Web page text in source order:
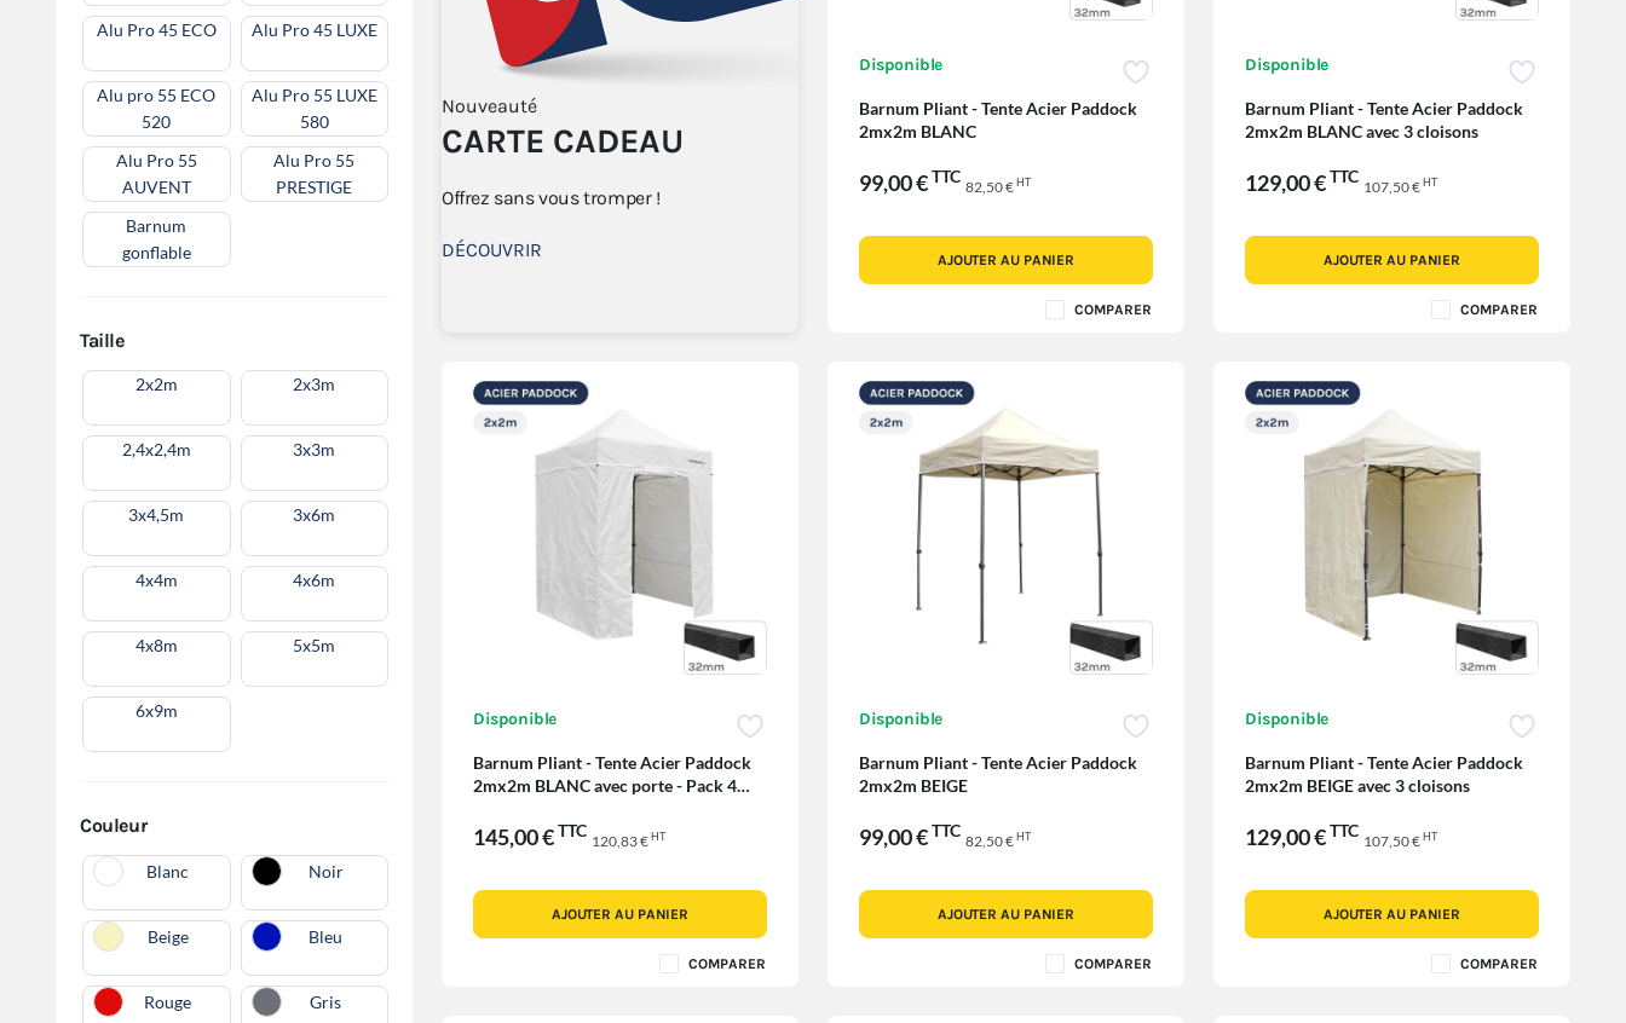
Alu Pro 45 ECO Alu Pro 45 LUXE
Alu pro 55 ECO
520
Alu Pro 55 LUXE
580
Alu Pro 55
AUVENT
Alu Pro 55
PRESTIGE
Barnum
gonflable
Taille
2x2m 2x3m
2,4x2,4m 3x3m
3x4,5m 3x6m
4x4m 4x6m
4x8m 5x5m
6x9m
Couleur
Blanc Noir
Beige Bleu
Rouge Gris
Nouveauté
CARTE CADEAU
Offrez sans vous tromper !
DÉCOUVRIR
Disponible
Barnum Pliant - Tente Acier Paddock
2mx2m BLANC
99,00 €TTC
82,50 €HT
AJOUTER AU PANIER
COMPARER
Disponible
Barnum Pliant - Tente Acier Paddock
2mx2m BLANC avec 3 cloisons
129,00 €TTC
107,50 €HT
AJOUTER AU PANIER
COMPARER
Disponible
Barnum Pliant - Tente Acier Paddock
2mx2m BLANC avec porte - Pack 4
145,00 €TTC
120,83 € HT
AJOUTER AU PANIER
COMPARER
Disponible
Barnum Pliant - Tente Acier Paddock
2mx2m BEIGE
99,00 €TTC
82,50 € HT
AJOUTER AU PANIER
COMPARER
Disponible
Barnum Pliant - Tente Acier Paddock
2mx2m BEIGE avec 3 cloisons
129,00 €TTC
107,50 € HT
AJOUTER AU PANIER
COMPARER